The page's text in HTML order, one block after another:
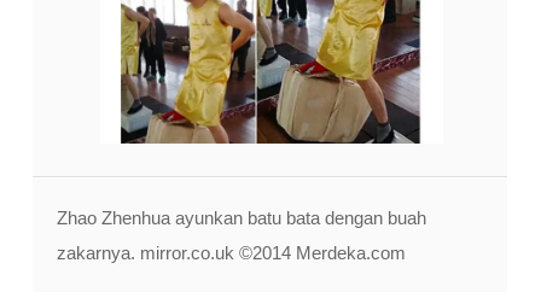
Zhao Zhenhua ayunkan batu bata dengan buah
zakarnya. mirror.co.uk ©2014 Merdeka.com